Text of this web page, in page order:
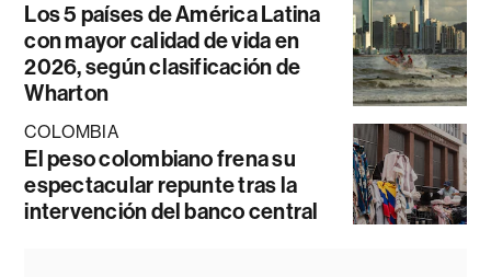
Los 5 países de América Latina
con mayor calidad de vida en
2026, según clasificación de
Wharton
COLOMBIA
El peso colombiano frena su
espectacular repunte tras la
intervención del banco central